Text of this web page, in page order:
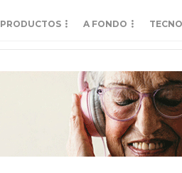
PRODUCTOS A FONDO